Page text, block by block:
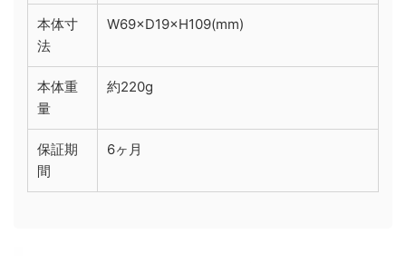
本体寸
法
W69×D19×H109(mm)
本体重
量
約220g
保証期
間
6ヶ月